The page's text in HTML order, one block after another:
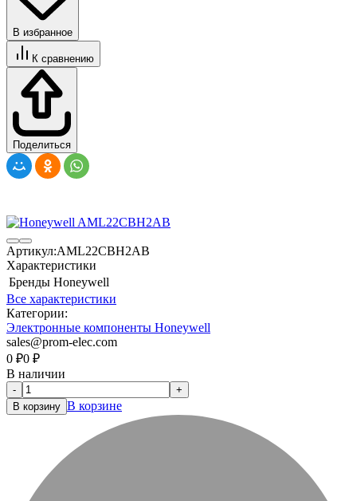
В избранное
К сравнению
Поделиться
Артикул:AML22CBH2AB
Характеристики
Бренды Honeywell
Все характеристики
Категории:
Электронные компоненты Honeywell
sales@prom-elec.com
0 ₽0 ₽
В наличии
-
+
В корзину В корзине